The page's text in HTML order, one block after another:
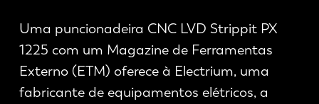
Uma puncionadeira CNC LVD Strippit PX
1225 com um Magazine de Ferramentas
Externo (ETM) oferece à Electrium, uma
fabricante de equipamentos elétricos, a
SOFTWARE
ATENDIMENTO AO CLIENTE